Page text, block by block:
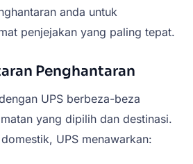
anda untuk
penjejakan yang paling tepat.
Penghantaran
UPS berbeza-beza
yang dipilih dan destinasi.
UPS menawarkan: